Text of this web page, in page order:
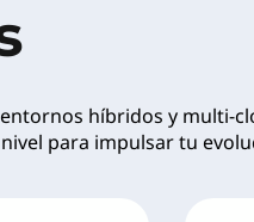
híbridos y multi-
para impulsar tu